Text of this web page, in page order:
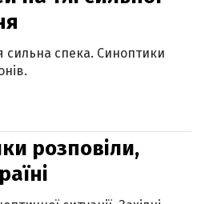
сильна спека. Синоптики
розповіли,